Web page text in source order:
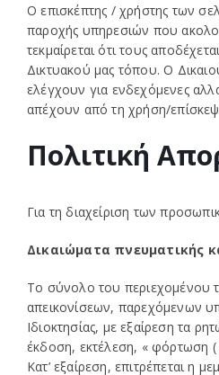
Ο επισκέπτης / χρήστης των
παροχής υπηρεσιών που
τεκμαίρεται ότι τους
Δικτυακού μας τόπου. Ο
ελέγχουν για ενδεχόμενες
απέχουν από τη χρήση/
Πολιτική
Για τη διαχείριση των
Δικαιώματα πνευματικής
Το σύνολο του περιεχομένου
απεικονίσεων, παρεχόμενων
Ιδιοκτησίας, με εξαίρεση τα
έκδοση, εκτέλεση, « φόρτωση
Κατ’ εξαίρεση, επιτρέπεται